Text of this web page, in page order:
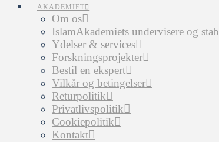
AKADEMIET
Om os
IslamAkademiets undervisere og stab
Ydelser & services
Forskningsprojekter
Bestil en ekspert
Vilkår og betingelser
Returpolitik
Privatlivspolitik
Cookiepolitik
Kontakt